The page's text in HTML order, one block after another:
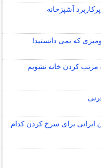
آشپزخانه
مرتب کردن خانه نشویم
ایرانی برای سرخ کردن کدام